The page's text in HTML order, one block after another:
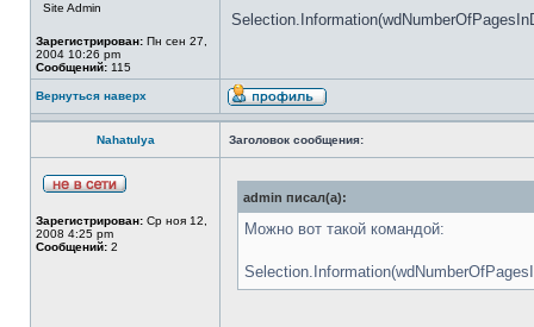
Site Admin
Зарегистрирован: Пн сен 27,
2004 10:26 pm
Сообщений: 115
Вернуться наверх
Nahatulya Заголовок сообщения:
Зарегистрирован: Ср ноя 12,
2008 4:25 pm
Сообщений: 2
admin писал(а):
Можно вот такой командой: